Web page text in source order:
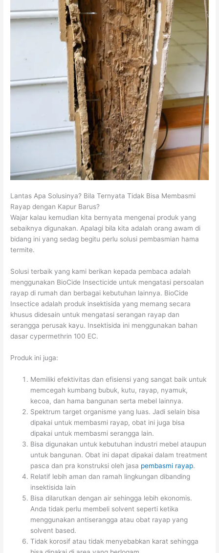
Lantas Apa Solusinya? Bila Ternyata Tidak Bisa Membasmi
Rayap dengan Kapur Barus?
Wajar kalau kemudian kita bernyata mengenai produk yang
sebaiknya digunakan. Apalagi bila kita adalah orang awam di
bidang ini yang sedag begitu perlu solusi pembasmian hama
termite.
Solusi terbaik yang kami berikan kepada pembaca adalah
menggunakan BioCide Insecticide untuk mengatasi persoalan
rayap di rumah dan berbagai kebutuhan lainnya. BioCide
Insectice adalah produk insektisida yang memang secara
khusus didesain untuk mengatasi serangan rayap dan
serangga perusak kayu. Insektisida ini menggunakan bahan
dasar cypermethrin 100 EC.
Produk ini juga:
Memiliki efektivitas dan efisiensi yang sangat baik untuk
memcegah kumbang bubuk, kutu, rayap, nyamuk,
kecoa, dan hama bangunan serta mebel lainnya.
Spektrum target organisme yang luas. Jadi selain bisa
dipakai untuk membasmi rayap, obat ini juga bisa
dipakai untuk membasmi serangga lain.
Bisa digunakan untuk kebutuhan industri mebel ataupun
untuk bangunan. Obat ini dapat dipakai dalam treatment
pasca dan pra konstruksi oleh jasa pembasmi rayap.
Relatif lebih aman dan ramah lingkungan dibanding
insektisida lain
Bisa dilarutkan dengan air sehingga lebih ekonomis.
Anda tidak perlu membeli solvent seperti ketika
menggunakan antiserangga atau obat rayap yang
solvent based.
Tidak korosif atau tidak menyebabkan karat sehingga